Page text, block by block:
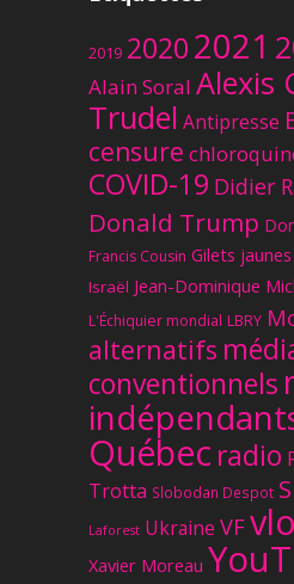
2019 20202021
Alain Soral Alexis
Trudel Antipresse
censure
COVID-19 Didier
Donald Trump
Francis Cousin Gilets jaunes
Israël Jean-Dominique
L'Échiquier mondial LBRY
alternatifs
conventionnels
Québec radio
Trotta Slobodan Despot
Laforest Ukraine VF
Xavier Moreau